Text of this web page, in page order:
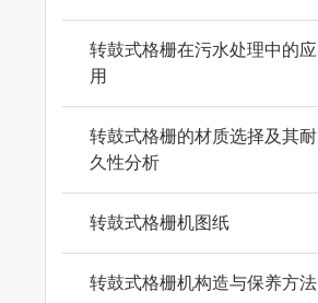
转鼓式格栅在污水处理中的应
用
转鼓式格栅的材质选择及其耐
久性分析
转鼓式格栅机图纸
转鼓式格栅机构造与保养方法